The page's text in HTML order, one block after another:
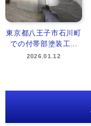
東京都八王子市石川町
での付帯部塗装工...
2026.01.12